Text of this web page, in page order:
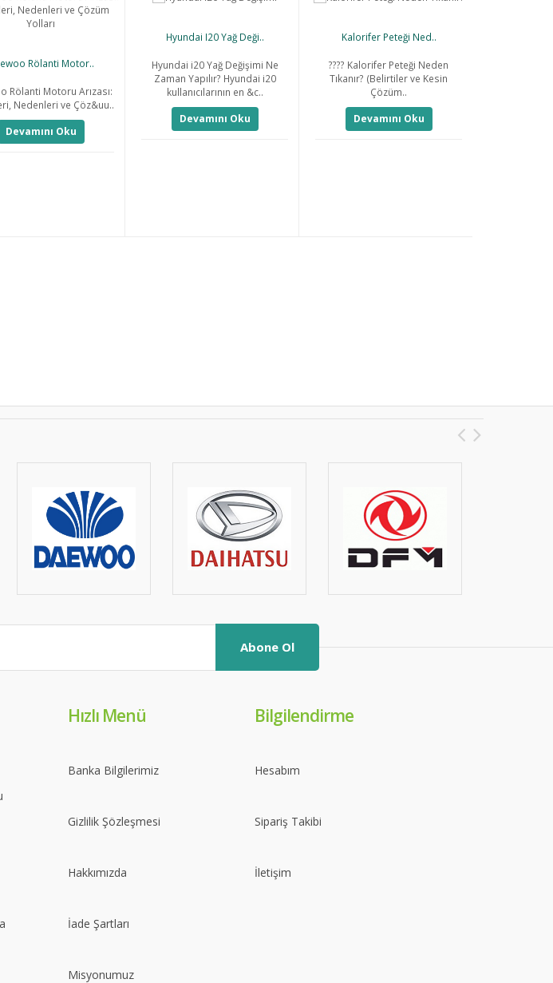
Rölanti Motor..
Rölanti Motoru Arızası:
Nedenleri ve Çöz&uu..
Devamını Oku
Hyundai I20 Yağ Deği..
Hyundai i20 Yağ Değişimi Ne
Zaman Yapılır? Hyundai i20
kullanıcılarının en &c..
Devamını Oku
Kalorifer Peteği Ned..
???? Kalorifer Peteği Neden
Tıkanır? (Belirtiler ve Kesin
Çözüm..
Devamını Oku
Abone Ol
Hızlı Menü
Banka Bilgilerimiz
Gizlilik Şözleşmesi
Hakkımızda
İade Şartları
Misyonumuz
Bilgilendirme
Hesabım
Sipariş Takibi
İletişim